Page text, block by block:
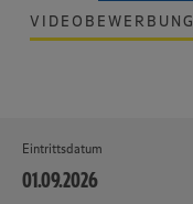
VIDEOBEWERBUNG
Eintrittsdatum
01.09.2026